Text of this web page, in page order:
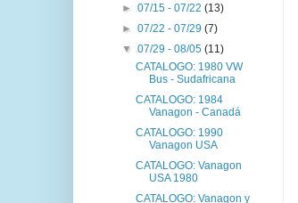
►07/15 - 07/22(13)
►07/22 - 07/29(7)
▼07/29 - 08/05(11)
CATALOGO: 1980 VW
Bus - Sudafricana
CATALOGO: 1984
Vanagon - Canadá
CATALOGO: 1990
Vanagon USA
CATALOGO: Vanagon
USA 1980
CATALOGO: Vanagon y